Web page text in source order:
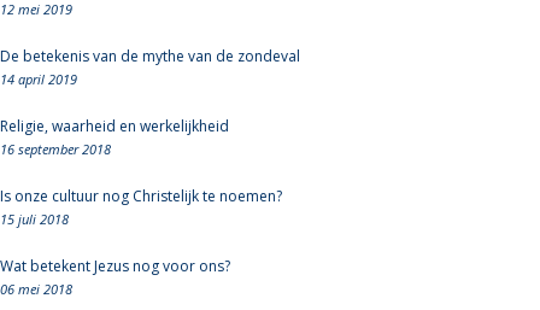
12 mei 2019
De betekenis van de mythe van de zondeval
14 april 2019
Religie, waarheid en werkelijkheid
16 september 2018
Is onze cultuur nog Christelijk te noemen?
15 juli 2018
Wat betekent Jezus nog voor ons?
06 mei 2018